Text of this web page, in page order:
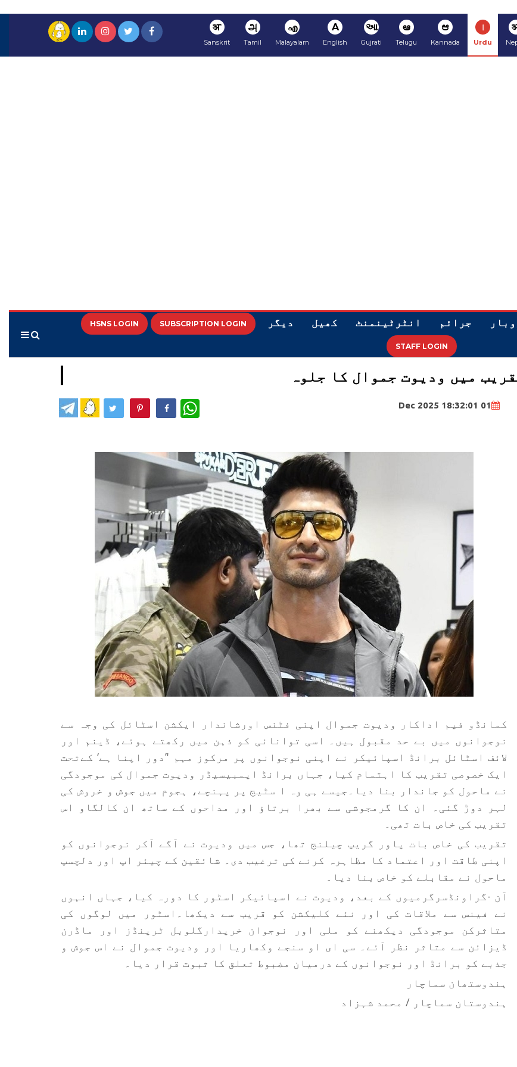
ا
Urdu
ಆ
Kannada
ఆ
Telugu
આ
Gujrati
A
English
എ
Malayalam
அ
Tamil
अ
Sanskrit
جرائم انٹرٹینمنٹ کھیل دیگر SUBSCRIPTION LOGIN
HSNS LOGIN
STAFF LOGIN
میں ودیوت جموال کا جلوہ
01 Dec 2025 18:32:01
WhatsApp
کمانڈو فیم اداکار ودیوت جموال اپنی فٹنس اورشاندار ایکشن اسٹائل کی وجہ سے
نوجوانوں میں بے حد مقبول ہیں۔ اسی توانائی کو ذہن میں رکھتے ہوئے، ڈینم اور
لائف اسٹائل برانڈ اسپائیکر نے اپنی نوجوانوں پر مرکوز مہم '’دور اپنا ہے‘ کےتحت
ایک خصوصی تقریب کا اہتمام کیا، جہاں برانڈ ایمبیسیڈر ودیوت جموال کی موجودگی
نے ماحول کو جاندار بنا دیا۔جیسے ہی وہ ا سٹیج پر پہنچے، ہجوم میں جوش و خروش کی
لہر دوڑ گئی۔ ان کا گرمجوشی سے بھرا برتاؤ اور مداحوں کے ساتھ ان کالگاو اس
تقریب کی خاص بات تھی۔
تقریب کی خاص بات پاور گریپ چیلنج تھا، جس میں ودیوت نے آگے آکر نوجوانوں کو
اپنی طاقت اور اعتماد کا مظاہرہ کرنے کی ترغیب دی۔ شائقین کے چیئر اپ اور دلچسپ
ماحول نے مقابلے کو خاص بنا دیا۔
آن -گراونڈسرگرمیوں کے بعد، ودیوت نے اسپائیکر اسٹور کا دورہ کیا، جہاں انہوں
نے فینس سے ملاقات کی اور نئے کلیکشن کو قریب سے دیکھا۔اسٹور میں لوگوں کی
متاثرکن موجودگی دیکھنے کو ملی اور نوجوان خریدارگلوبل ٹرینڈز اور ماڈرن
ڈیزائن سے متاثر نظر آئے۔ سی ای او سنجے وکھاریا اور ودیوت جموال نے اس جوش و
جذبے کو برانڈ اور نوجوانوں کے درمیان مضبوط تعلق کا ثبوت قرار دیا۔
ہندوستھان سماچار
ہندوستان سماچار / محمد شہزاد